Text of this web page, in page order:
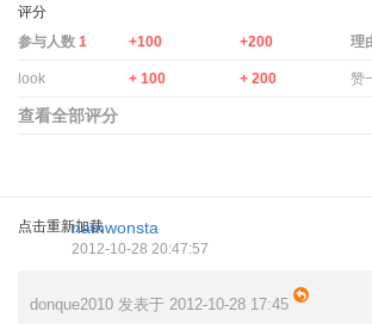
评分
参与人数 1 +100 +200 理
look + 100 + 200 赞
查看全部评分
点击重新加载namwonsta
2012-10-28 20:47:57
donque2010 发表于 2012-10-28 17:45